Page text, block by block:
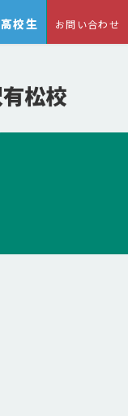
高校生 お問い合わせ